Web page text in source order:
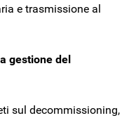
e trasmissione al
gestione del
sul decommissioning,